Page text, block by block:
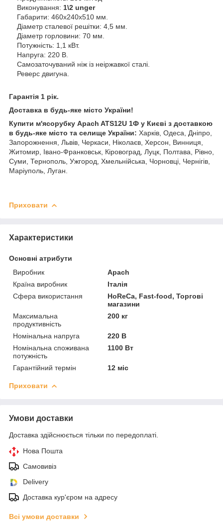
Виконування: 1\2 unger
Габарити: 460х240х510 мм.
Діаметр сталевої решітки: 4,5 мм.
Діаметр горловини: 70 мм.
Потужність: 1,1 кВт.
Напруга: 220 В.
Самозаточуваний ніж із неіржавкої сталі.
Реверс двигуна.
Гарантія 1 рік.
Доставка в будь-яке місто України!
Купити м'ясорубку Apach ATS12U 1Ф у Києві з доставкою
в будь-яке місто та селище України: Харків, Одеса, Дніпро,
Запорожнення, Львів, Черкаси, Ніколаєв, Херсон, Винниця,
Житомир, Івано-Франковськ, Кіровоград, Луцк, Полтава, Рівно,
Суми, Тернополь, Ужгород, Хмельнійська, Чорновці, Чернігів,
Маріуполь, Луган.
Приховати
Характеристики
Основні атрибути
Виробник
Apach
Країна виробник
Італія
Сфера використання
HoReCa, Fast-food, Торгові
магазини
Максимальна
продуктивність
200 кг
Номінальна напруга
220 В
Номінальна споживана
потужність
1100 Вт
Гарантійний термін 12 міс
Приховати
Умови доставки
Доставка здійснюється тільки по передоплаті.
Нова Пошта
Самовивіз
Delivery
Доставка кур'єром на адресу
Всі умови доставки